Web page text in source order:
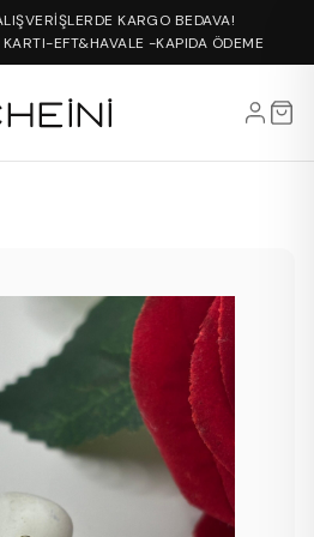
KARGO BEDAVA!
KARTI-EFT&HAVALE -KAPIDA ÖDEME